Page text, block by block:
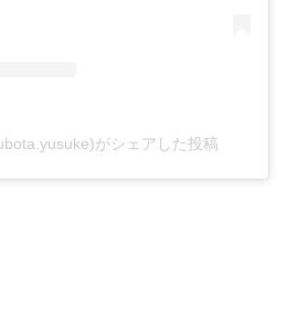
がシェアした投稿